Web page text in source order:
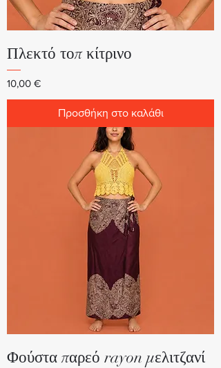
Πλεκτό τοπ κίτρινο
Τιμή
10,00 €
Προσθήκη στο καλάθι
Φούστα παρεό rayon μελιτζανί